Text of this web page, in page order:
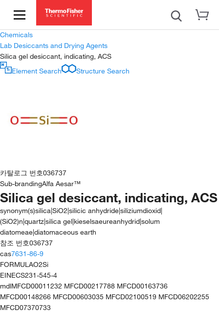
Chemicals
Lab Desiccants and Drying Agents
Silica gel desiccant, indicating, ACS
Element Search
Structure Search
카탈로그 번호036737
Sub-brandingAlfa Aesar™
Silica gel desiccant, indicating, ACS
synonym(s)silica|SiO2|silicic anhydride|siliziumdioxid|
(SiO2)n|quartz|silica gel|kieselsaeureanhydrid|solum
diatomeae|diatomaceous earth
참조 번호036737
cas7631-86-9
FORMULAO2Si
EINECS231-545-4
mdlMFCD00011232 MFCD00217788 MFCD00163736
MFCD00148266 MFCD00603035 MFCD02100519 MFCD06202255
MFCD07370733